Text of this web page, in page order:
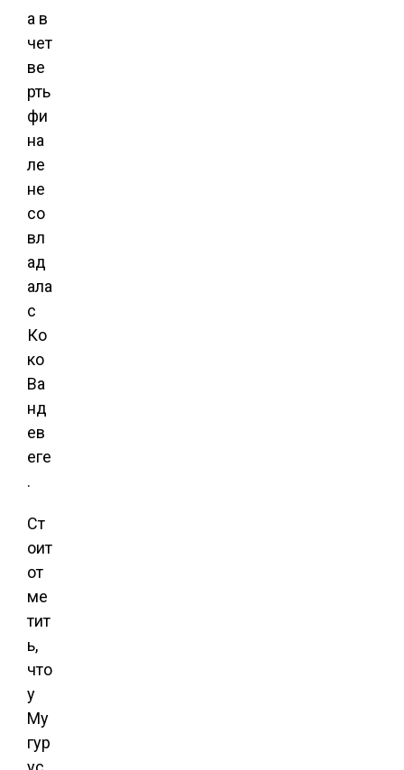
а в
чет
ве
рть
фи
на
ле
не
со
вл
ад
ала
с
Ко
ко
Ва
нд
ев
еге
.
Ст
оит
от
ме
тит
ь,
что
у
Му
гур